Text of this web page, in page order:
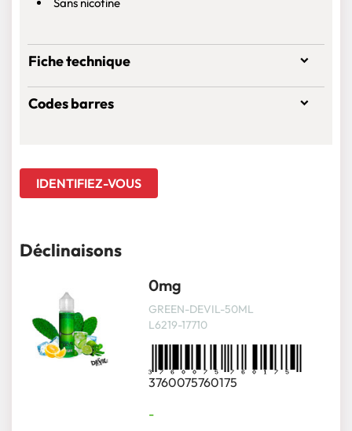
Fiche technique
Codes barres
IDENTIFIEZ-VOUS
Déclinaisons
0mg
GREEN-DEVIL-50ML
L6219-17710
3760075760175
-